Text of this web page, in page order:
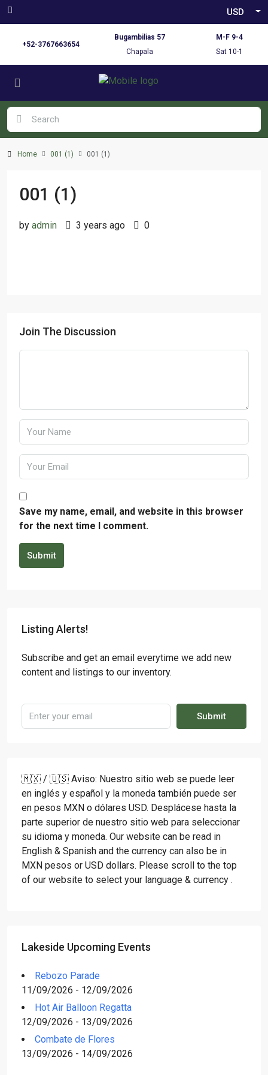
USD
+52-3767663654
Bugambilias 57
Chapala
M-F 9-4
Sat 10-1
Home 001 (1) 001 (1)
001 (1)
by admin 3 years ago 0
Join The Discussion
Save my name, email, and website in this browser
for the next time I comment.
Submit
Listing Alerts!
Subscribe and get an email everytime we add new
content and listings to our inventory.
Submit
🇲🇽 / 🇺🇸 Aviso: Nuestro sitio web se puede leer
en inglés y español y la moneda también puede ser
en pesos MXN o dólares USD. Desplácese hasta la
parte superior de nuestro sitio web para seleccionar
su idioma y moneda. Our website can be read in
English & Spanish and the currency can also be in
MXN pesos or USD dollars. Please scroll to the top
of our website to select your language & currency .
Lakeside Upcoming Events
Rebozo Parade
11/09/2026 - 12/09/2026
Hot Air Balloon Regatta
12/09/2026 - 13/09/2026
Combate de Flores
13/09/2026 - 14/09/2026